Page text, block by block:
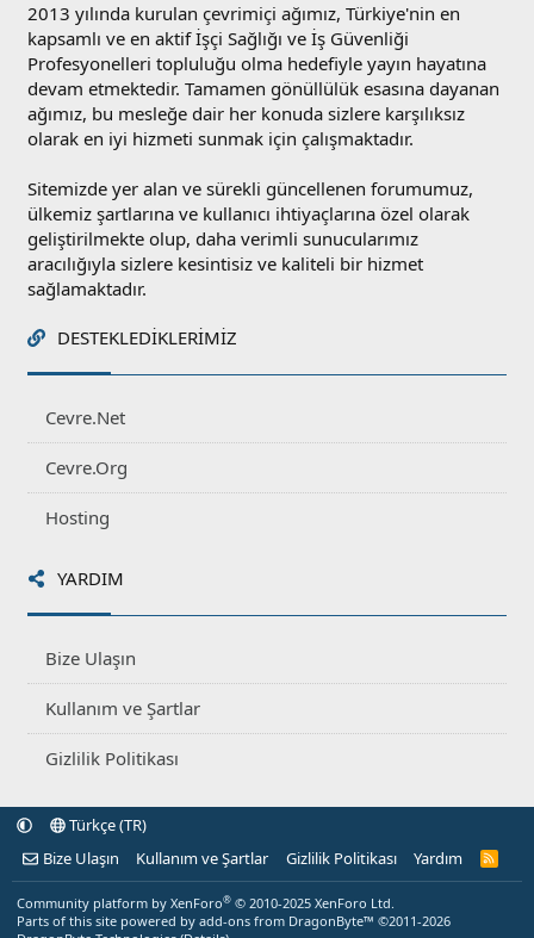
2013 yılında kurulan çevrimiçi ağımız, Türkiye'nin en
kapsamlı ve en aktif İşçi Sağlığı ve İş Güvenliği
Profesyonelleri topluluğu olma hedefiyle yayın hayatına
devam etmektedir. Tamamen gönüllülük esasına dayanan
ağımız, bu mesleğe dair her konuda sizlere karşılıksız
olarak en iyi hizmeti sunmak için çalışmaktadır.
Sitemizde yer alan ve sürekli güncellenen forumumuz,
ülkemiz şartlarına ve kullanıcı ihtiyaçlarına özel olarak
geliştirilmekte olup, daha verimli sunucularımız
aracılığıyla sizlere kesintisiz ve kaliteli bir hizmet
sağlamaktadır.
DESTEKLEDIKLERIMIZ
Cevre.Net
Cevre.Org
Hosting
YARDIM
Bize Ulaşın
Kullanım ve Şartlar
Gizlilik Politikası
Türkçe (TR)
Bize Ulaşın
Kullanım ve Şartlar Gizlilik Politikası Yardım
R
Community platform by XenForo® © 2010-2025 XenForo Ltd.
Parts of this site powered by add-ons from DragonByte™ ©2011-2026